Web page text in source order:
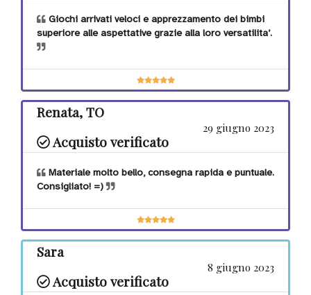
Giochi arrivati veloci e apprezzamento dei bimbi
superiore alle aspettative grazie alla loro versatilita’.
Renata, TO
29 giugno 2023
Acquisto verificato
Materiale molto bello, consegna rapida e puntuale.
Consigliato! =)
Sara
8 giugno 2023
Acquisto verificato